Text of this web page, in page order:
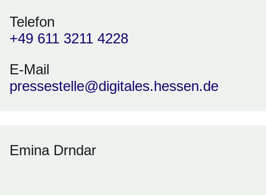
Telefon
+49 611 3211 4228
E-Mail
pressestelle@digitales.hessen.de
Emina Drndar